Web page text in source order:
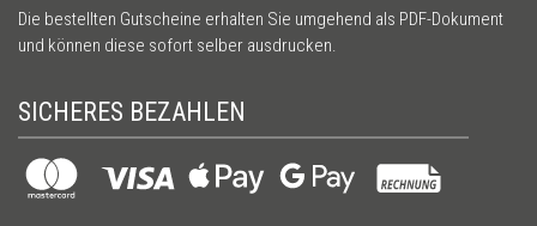
Die bestellten Gutscheine erhalten Sie umgehend als PDF-Dokument
und können diese sofort selber ausdrucken.
SICHERES BEZAHLEN